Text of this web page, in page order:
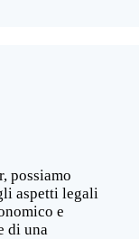
possiamo
aspetti legali
e
di una